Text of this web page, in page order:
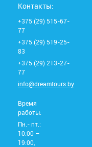
Контакты:
+375 (29) 515-67-
77
+375 (29) 519-25-
83
+375 (29) 213-27-
77
info@dreamtours.by
Время
работы:
Пн.- пт.:
10:00 –
19:00,